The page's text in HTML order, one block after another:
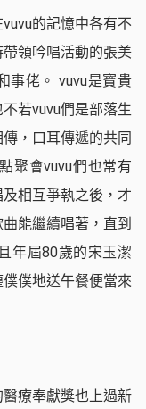
的記憶中各有不
領吟唱活動的張美
事佬。 vuvu是寶貴
若vuvu們是部落生
，口耳傳遞的共同
聚會vuvu們也常有
及相互爭執之後，才
能繼續唱著，直到
年屆80歲的宋玉潔
僕地送午餐便當來
療奉獻獎也上過新